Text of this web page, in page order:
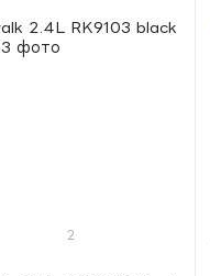
2